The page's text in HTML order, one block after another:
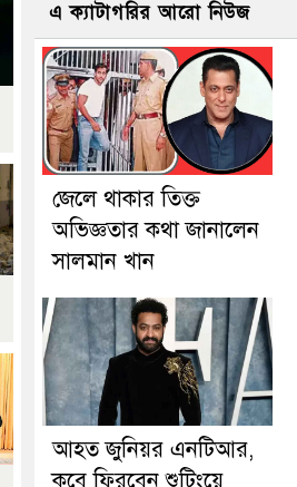
এ ক্যাটাগরির আরো নিউজ
জেলে থাকার তিক্ত
অভিজ্ঞতার কথা জানালেন
সালমান খান
আহত জুনিয়র এনটিআর,
কবে ফিরবেন শুটিংয়ে